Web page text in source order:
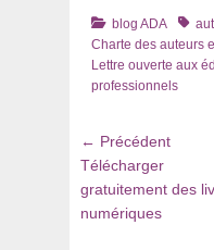
Catégories
blog ADA Tags
Charte des auteurs
Lettre ouverte aux
professionnels
Navigation
de
l’article
← PrécédentArticle
:
Télécharger
gratuitement des
numériques